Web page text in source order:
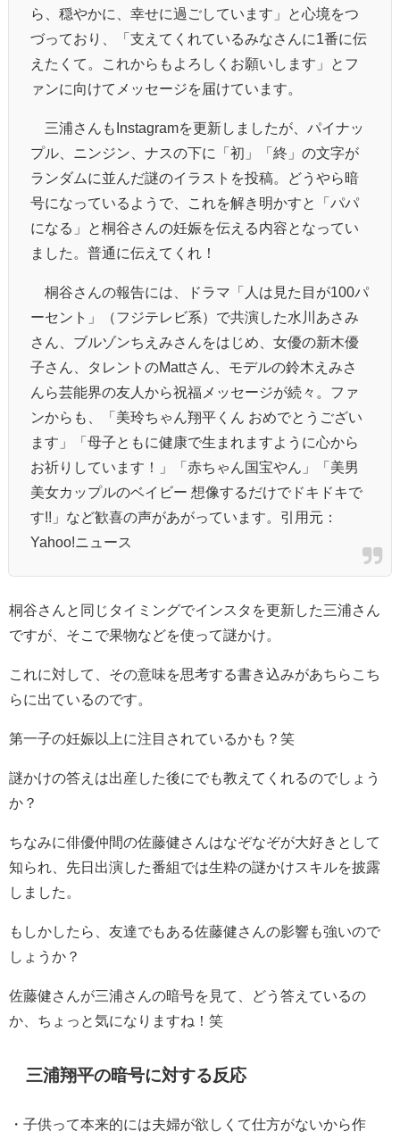
ら、穏やかに、幸せに過ごしています」と心境をつ
づっており、「支えてくれているみなさんに1番に伝
えたくて。これからもよろしくお願いします」とフ
ァンに向けてメッセージを届けています。
三浦さんもInstagramを更新しましたが、パイナッ
プル、ニンジン、ナスの下に「初」「終」の文字が
ランダムに並んだ謎のイラストを投稿。どうやら暗
号になっているようで、これを解き明かすと「パパ
になる」と桐谷さんの妊娠を伝える内容となってい
ました。普通に伝えてくれ！
桐谷さんの報告には、ドラマ「人は見た目が100パ
ーセント」（フジテレビ系）で共演した水川あさみ
さん、ブルゾンちえみさんをはじめ、女優の新木優
子さん、タレントのMattさん、モデルの鈴木えみさ
んら芸能界の友人から祝福メッセージが続々。ファ
ンからも、「美玲ちゃん翔平くん おめでとうござい
ます」「母子ともに健康で生まれますように心から
お祈りしています！」「赤ちゃん国宝やん」「美男
美女カップルのベイビー 想像するだけでドキドキで
す!!」など歓喜の声があがっています。引用元：
Yahoo!ニュース
桐谷さんと同じタイミングでインスタを更新した三浦さん
ですが、そこで果物などを使って謎かけ。
これに対して、その意味を思考する書き込みがあちらこち
らに出ているのです。
第一子の妊娠以上に注目されているかも？笑
謎かけの答えは出産した後にでも教えてくれるのでしょう
か？
ちなみに俳優仲間の佐藤健さんはなぞなぞが大好きとして
知られ、先日出演した番組では生粋の謎かけスキルを披露
しました。
もしかしたら、友達でもある佐藤健さんの影響も強いので
しょうか？
佐藤健さんが三浦さんの暗号を見て、どう答えているの
か、ちょっと気になりますね！笑
三浦翔平の暗号に対する反応
・ 子供って本来的には夫婦が欲しくて仕方がないから作